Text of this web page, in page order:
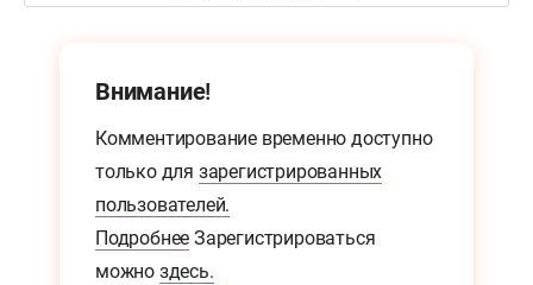
Внимание!
Комментирование временно доступно
только для зарегистрированных
пользователей.
Подробнее Зарегистрироваться
можно здесь.